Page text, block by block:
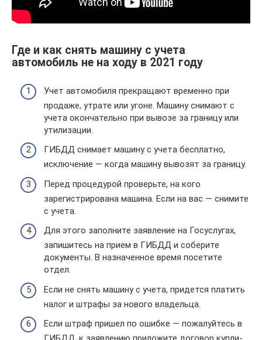
Где и как снять машину с учета
автомобиль не на ходу в 2021 году
Учет автомобиля прекращают временно при
продаже, утрате или угоне. Машину снимают с
учета окончательно при вывозе за границу или
утилизации.
ГИБДД снимает машину с учета бесплатно,
исключение — когда машину вывозят за границу.
Перед процедурой проверьте, на кого
зарегистрирована машина. Если на вас — снимите
с учета.
Для этого заполните заявление на Госуслугах,
запишитесь на прием в ГИБДД и соберите
документы. В назначенное время посетите
отдел.
Если не снять машину с учета, придется платить
налог и штрафы за нового владельца.
Если штраф пришел по ошибке — пожалуйтесь в